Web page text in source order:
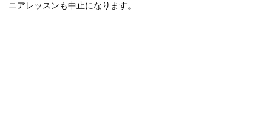
ニアレッスンも中止になります。